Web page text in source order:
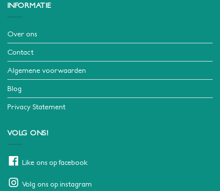
INFORMATIE
Over ons
Contact
Algemene voorwaarden
Blog
Privacy Statement
VOLG ONS!
Like ons op facebook
Volg ons op instagram